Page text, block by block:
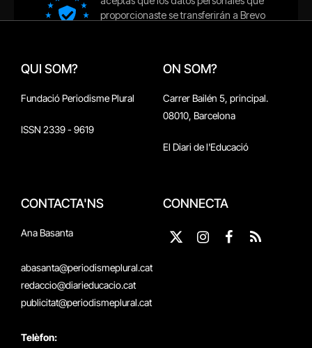
QUI SOM?
Fundació Periodisme Plural
ISSN 2339 - 9619
ON SOM?
Carrer Bailén 5, principal.
08010, Barcelona
El Diari de l'Educació
CONTACTA'NS
Ana Basanta
abasanta@periodismeplural.cat
redaccio@diarieducacio.cat
publicitat@periodismeplural.cat
Telèfon:
CONNECTA
X
Instagram
Facebook
RSS